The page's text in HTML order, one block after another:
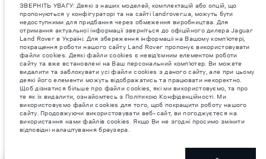
навантаженням слід забезпечити, щоб загальна вага автомобіля та
максимальні навантаження на осі не перевищували допустимі
значення.
Jaguar Land Rover Limited постійно шукає шляхи поліпшити технічні
характеристики, дизайн і виробництво своїх автомобілів, деталей та
аксесуарів, зміни відбуваються постійно, і ми залишаємо за собою
право вносити зміни без попереднього повідомлення. Деякі функції
можуть відрізнятися від додаткових до стандартних для різних років
моделі. Інформація, технічні характеристики, двигуни і кольори на
цьому веб-сайті базуються на європейській специфікації і можуть
відрізнятися від ринку до ринку і можуть бути змінені без попереднього
повідомлення. Деякі автомобілі показані з додатковим обладнанням та
аксесуарами, можуть бути доступні не на всіх ринках та відрізнятися
від запропонованих у салонах дилерських центрів. Будь ласка,
зв'яжіться з офіційним дилером, щоб дізнатися про наявність і
актуальні ціни.
ЗВЕРНІТЬ УВАГУ: Деякі з наших моделей, комплектацій або опцій, що
пропонуються у конфігураторі та на сайті landrover.ua, можуть бути
недоступними для придбання через обмеження виробництва. Для
отримання актуальної інформації зверніться до офіційного дилера Jaguar
Land Rover в Україні. Для збереження інформаціі на Вашому комп’ютері,
покращення роботи нашого сайту Land Rover пропонує використовувати
файли cookies. Деякі файли cookies є невід’ємним елементом роботи
сайту та вже встановлені на Ваш персональний комп’ютер. Ви можете
видалити та заблокувати усі файли cookies з даного сайту, але при цьому
деякі його елементи можуть відображатись та працювати некоректно.
Щоб дізнатися більше про файли cookies, які ми використовуємо, та про
те як їх видалити, ознайомтесь з Політикою Конфіденційності. Ми
використовуємо файли cookies для того, щоб покращити роботу нашого
сайту. Продовжуючи використовувати веб-сайт, ви погоджуєтеся на
використання нами файлів cookies. Якщо Ви не згодні просимо змінити
відповідні налаштування браузера.